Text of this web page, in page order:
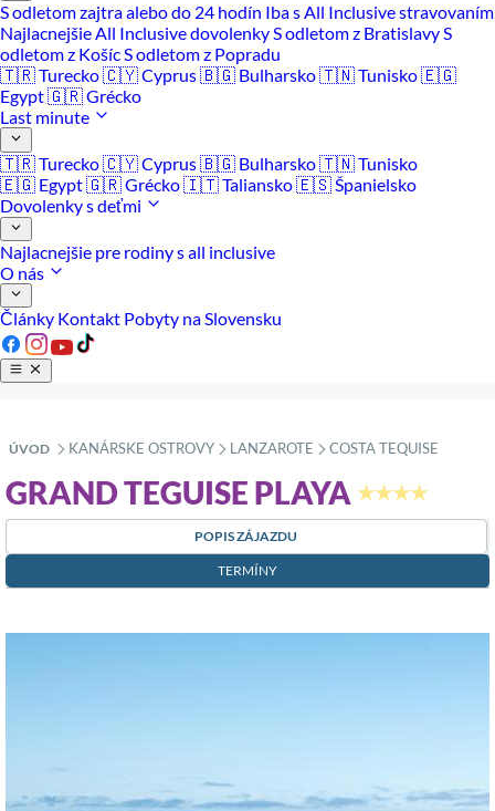
S odletom zajtra alebo do 24 hodín Iba s All Inclusive stravovaním
Najlacnejšie All Inclusive dovolenkyS odletom z BratislavyS
odletom z KošícS odletom z Popradu
🇹🇷 Turecko🇨🇾 Cyprus🇧🇬 Bulharsko🇹🇳 Tunisko🇪🇬
Egypt🇬🇷 Grécko
Last minute
🇹🇷 Turecko🇨🇾 Cyprus🇧🇬 Bulharsko🇹🇳 Tunisko
🇪🇬 Egypt🇬🇷 Grécko🇮🇹 Taliansko🇪🇸 Španielsko
Dovolenky s deťmi
Najlacnejšie pre rodiny s all inclusive
O nás
Články Kontakt Pobyty na Slovensku
ÚVOD »
KANÁRSKE OSTROVY »
LANZAROTE »
COSTA TEQUISE
GRAND TEGUISE PLAYA ★★★★
POPIS ZÁJAZDU
TERMÍNY